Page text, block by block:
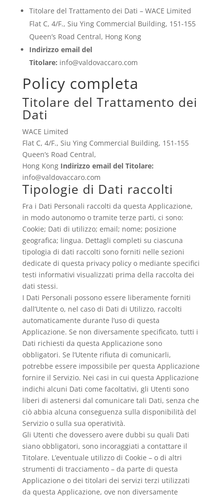
Titolare del Trattamento dei Dati – WACE Limited
Flat C, 4/F., Siu Ying Commercial Building, 151-155
Queen’s Road Central, Hong Kong
Indirizzo email del
Titolare: info@valdovaccaro.com
Policy completa
Titolare del Trattamento dei
Dati
WACE Limited
Flat C, 4/F., Siu Ying Commercial Building, 151-155
Queen’s Road Central,
Hong Kong Indirizzo email del Titolare:
info@valdovaccaro.com
Tipologie di Dati raccolti
Fra i Dati Personali raccolti da questa Applicazione,
in modo autonomo o tramite terze parti, ci sono:
Cookie; Dati di utilizzo; email; nome; posizione
geografica; lingua. Dettagli completi su ciascuna
tipologia di dati raccolti sono forniti nelle sezioni
dedicate di questa privacy policy o mediante specifici
testi informativi visualizzati prima della raccolta dei
dati stessi.
I Dati Personali possono essere liberamente forniti
dall’Utente o, nel caso di Dati di Utilizzo, raccolti
automaticamente durante l’uso di questa
Applicazione. Se non diversamente specificato, tutti i
Dati richiesti da questa Applicazione sono
obbligatori. Se l’Utente rifiuta di comunicarli,
potrebbe essere impossibile per questa Applicazione
fornire il Servizio. Nei casi in cui questa Applicazione
indichi alcuni Dati come facoltativi, gli Utenti sono
liberi di astenersi dal comunicare tali Dati, senza che
ciò abbia alcuna conseguenza sulla disponibilità del
Servizio o sulla sua operatività.
Gli Utenti che dovessero avere dubbi su quali Dati
siano obbligatori, sono incoraggiati a contattare il
Titolare. L’eventuale utilizzo di Cookie – o di altri
strumenti di tracciamento – da parte di questa
Applicazione o dei titolari dei servizi terzi utilizzati
da questa Applicazione, ove non diversamente